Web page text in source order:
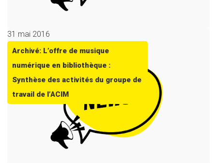
31 mai 2016
Archivé: L’offre de musique
numérique en bibliothèque :
Synthèse des activités du groupe de
travail de l’ACIM